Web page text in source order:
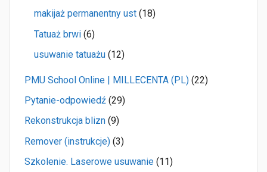
makijaż permanentny ust (18)
Tatuaż brwi (6)
usuwanie tatuażu (12)
PMU School Online | MILLECENTA (PL) (22)
Pytanie-odpowiedź (29)
Rekonstrukcja blizn (9)
Remover (instrukcje) (3)
Szkolenie. Laserowe usuwanie (11)